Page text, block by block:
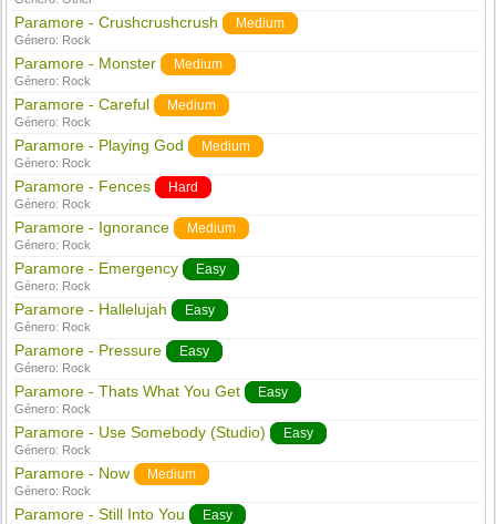
Paramore - Crushcrushcrush Medium
Género: Rock
Paramore - Monster Medium
Género: Rock
Paramore - Careful Medium
Género: Rock
Paramore - Playing God Medium
Género: Rock
Paramore - Fences Hard
Género: Rock
Paramore - Ignorance Medium
Género: Rock
Paramore - Emergency Easy
Género: Rock
Paramore - Hallelujah Easy
Género: Rock
Paramore - Pressure Easy
Género: Rock
Paramore - Thats What You Get Easy
Género: Rock
Paramore - Use Somebody (Studio) Easy
Género: Rock
Paramore - Now Medium
Género: Rock
Paramore - Still Into You Easy